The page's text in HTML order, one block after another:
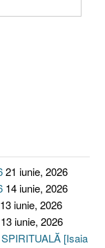
21 iunie, 2026
14 iunie, 2026
13 iunie, 2026
13 iunie, 2026
[Isaia